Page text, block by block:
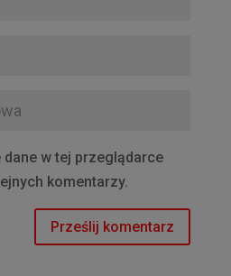
w tej przeglądarce
komentarzy.